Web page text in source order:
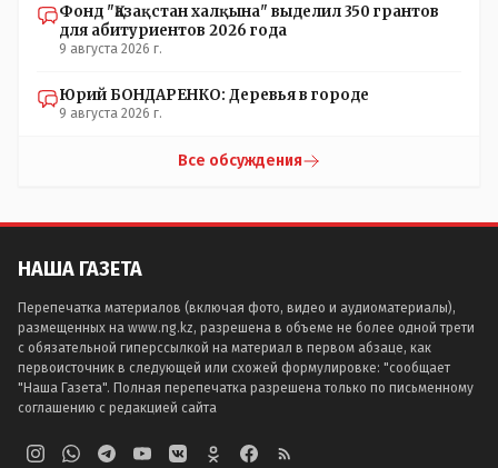
Фонд "Қазақстан халқына" выделил 350 грантов
для абитуриентов 2026 года
9 августа 2026 г.
Юрий БОНДАРЕНКО: Деревья в городе
9 августа 2026 г.
Все обсуждения
НАША ГАЗЕТА
Перепечатка материалов (включая фото, видео и аудиоматериалы),
размещенных на www.ng.kz, разрешена в объеме не более одной трети
с обязательной гиперссылкой на материал в первом абзаце, как
первоисточник в следующей или схожей формулировке: "сообщает
"Наша Газета". Полная перепечатка разрешена только по письменному
соглашению с редакцией сайта